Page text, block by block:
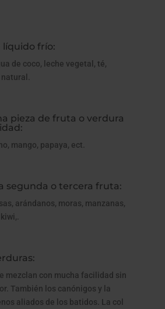
líquido frío:
de coco, leche vegetal, té,
pieza de fruta o verdura
mango, papaya, ect.
segunda o tercera fruta:
arándanos, moras, manzanas,
mezclan con mucha facilidad sin
También los canónigos y la
aliados de los batidos. La col